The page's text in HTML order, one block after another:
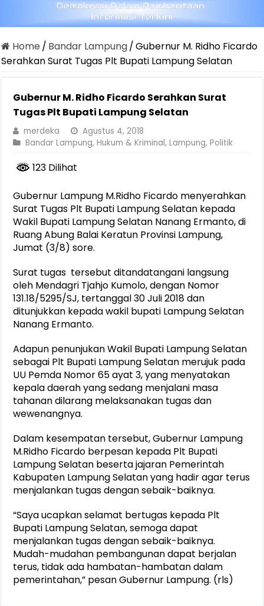
Home / Bandar Lampung/Gubernur M. Ridho Ficardo
Serahkan Surat Tugas Plt Bupati Lampung Selatan
Gubernur M. Ridho Ficardo Serahkan Surat
Tugas Plt Bupati Lampung Selatan
merdeka
Agustus 4, 2018
Bandar Lampung,Hukum & Kriminal,Lampung,Politik
123 Dilihat
Gubernur Lampung M.Ridho Ficardo menyerahkan
Surat Tugas Plt Bupati Lampung Selatan kepada
Wakil Bupati Lampung Selatan Nanang Ermanto, di
Ruang Abung Balai Keratun Provinsi Lampung,
Jumat (3/8) sore.
Surat tugas tersebut ditandatangani langsung
oleh Mendagri Tjahjo Kumolo, dengan Nomor
131.18/5295/SJ, tertanggal 30 Juli 2018 dan
ditunjukkan kepada wakil bupati Lampung Selatan
Nanang Ermanto.
Adapun penunjukan Wakil Bupati Lampung Selatan
sebagai Plt Bupati Lampung Selatan merujuk pada
UU Pemda Nomor 65 ayat 3, yang menyatakan
kepala daerah yang sedang menjalani masa
tahanan dilarang melaksanakan tugas dan
wewenangnya.
Dalam kesempatan tersebut, Gubernur Lampung
M.Ridho Ficardo berpesan kepada Plt Bupati
Lampung Selatan beserta jajaran Pemerintah
Kabupaten Lampung Selatan yang hadir agar terus
menjalankan tugas dengan sebaik-baiknya.
“Saya ucapkan selamat bertugas kepada Plt
Bupati Lampung Selatan, semoga dapat
menjalankan tugas dengan sebaik-baiknya.
Mudah-mudahan pembangunan dapat berjalan
terus, tidak ada hambatan-hambatan dalam
pemerintahan,” pesan Gubernur Lampung. (rls)